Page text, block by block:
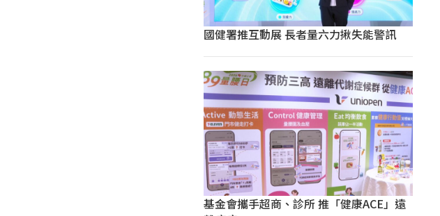
國健署推互動展 長者量六力揪失能警訊
基金會攜手超商、診所 推「健康ACE」遠